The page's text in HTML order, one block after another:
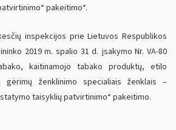
pakeitimo“.
inspekcijos prie Lietuvos Respublikos
2019 m. spalio 31 d. įsakymo Nr. VA-80
kaitinamojo tabako produktų, etilo
gėrimų ženklinimo specialiais ženklais –
taisyklių patvirtinimo“ pakeitimo.